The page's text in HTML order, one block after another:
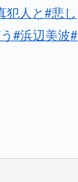
犯人と#悲し
#浜辺美波#